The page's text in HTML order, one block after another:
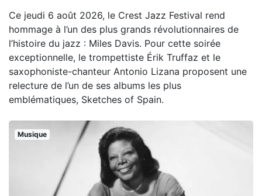
Ce jeudi 6 août 2026, le Crest Jazz Festival rend
hommage à l’un des plus grands révolutionnaires de
l’histoire du jazz : Miles Davis. Pour cette soirée
exceptionnelle, le trompettiste Érik Truffaz et le
saxophoniste-chanteur Antonio Lizana proposent une
relecture de l’un de ses albums les plus
emblématiques, Sketches of Spain.
Musique